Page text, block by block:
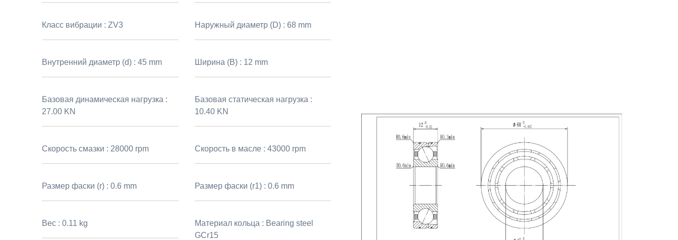
Класс вибрации :ZV3 Наружный диаметр (D) : 68 mm
Внутренний диаметр (d) :45 mm Ширина (B) : 12 mm
Базовая динамическая нагрузка :
27.00 KN
Базовая статическая нагрузка :
10.40 KN
Скорость смазки : 28000 rpm Скорость в масле : 43000 rpm
Размер фаски (r) :0.6 mm Размер фаски (r1) : 0.6 mm
Вес :0.11 kg Материал кольца : Bearing steel
GCr15